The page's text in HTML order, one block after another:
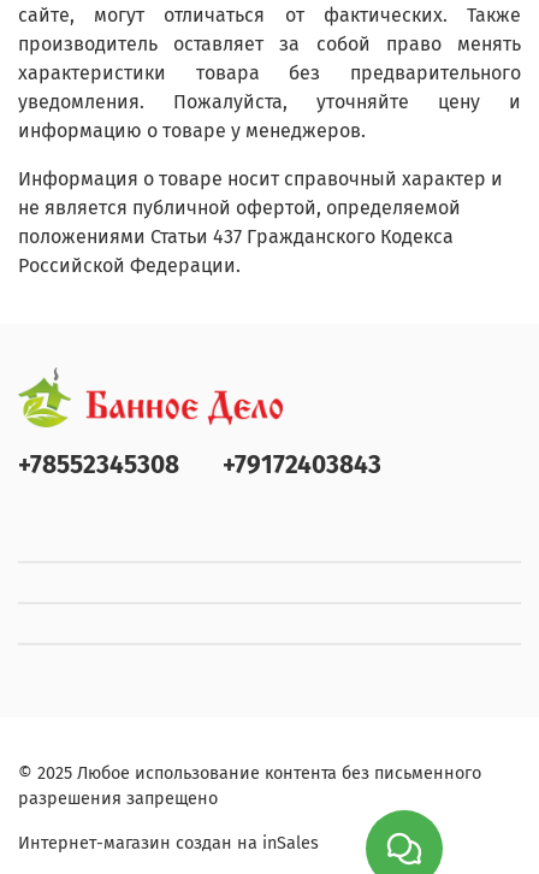
сайте, могут отличаться от фактических. Также
производитель оставляет за собой право менять
характеристики товара без предварительного
уведомления. Пожалуйста, уточняйте цену и
информацию о товаре у менеджеров.
Информация о товаре носит справочный характер и
не является публичной офертой, определяемой
положениями Статьи 437 Гражданского Кодекса
Российской Федерации.
+78552345308 +79172403843
© 2025 Любое использование контента без письменного
разрешения запрещено
Интернет-магазин создан на inSales